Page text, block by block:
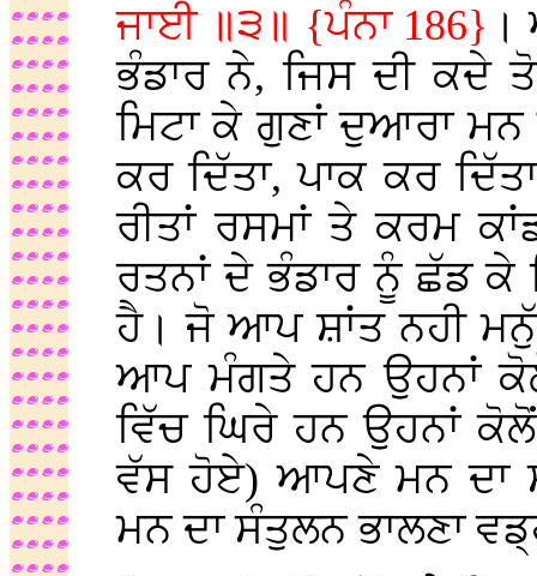
ਜਾਈ ॥੩॥ {ਪੰਨਾ 186}
ਭੰਡਾਰ ਨੇ, ਜਿਸ ਦੀ ਕਦੇ
ਮਿਟਾ ਕੇ ਗੁਣਾਂ ਦੁਆਰਾ
ਕਰ ਦਿੱਤਾ, ਪਾਕ ਕਰ
ਰੀਤਾਂ ਰਸਮਾਂ ਤੇ ਕਰਮ
ਰਤਨਾਂ ਦੇ ਭੰਡਾਰ ਨੂੰ ਛੱਡ
ਹੈ। ਜੋ ਆਪ ਸ਼ਾਂਤ ਨਹੀ
ਆਪ ਮੰਗਤੇ ਹਨ ਉਹਨਾਂ
ਵਿੱਚ ਘਿਰੇ ਹਨ ਉਹਨਾਂ
ਵੱਸ ਹੋਏ) ਆਪਣੇ ਮਨ ਦਾ
ਮਨ ਦਾ ਸੰਤੁਲਨ ਭਾਲਣਾ